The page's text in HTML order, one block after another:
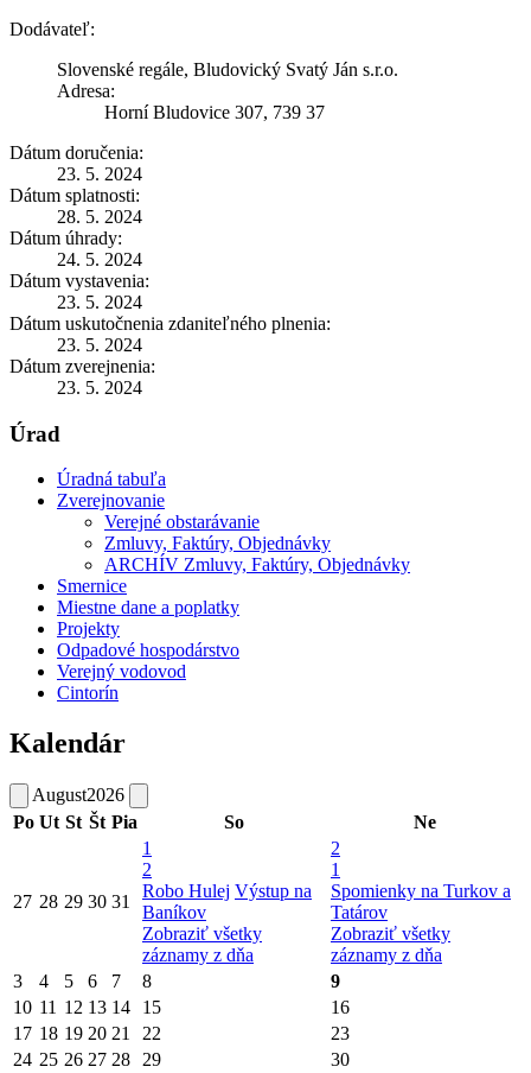
Dodávateľ:
Slovenské regále, Bludovický Svatý Ján s.r.o.
Adresa:
Horní Bludovice 307, 739 37
Dátum doručenia:
23. 5. 2024
Dátum splatnosti:
28. 5. 2024
Dátum úhrady:
24. 5. 2024
Dátum vystavenia:
23. 5. 2024
Dátum uskutočnenia zdaniteľného plnenia:
23. 5. 2024
Dátum zverejnenia:
23. 5. 2024
Úrad
Úradná tabuľa
Zverejnovanie
Verejné obstarávanie
Zmluvy, Faktúry, Objednávky
ARCHÍV Zmluvy, Faktúry, Objednávky
Smernice
Miestne dane a poplatky
Projekty
Odpadové hospodárstvo
Verejný vodovod
Cintorín
Kalendár
August2026
Po Ut St Št Pia So Ne
27 28 29 30 31
1
2
Robo Hulej Výstup na
Baníkov
Zobraziť všetky
záznamy z dňa
2
1
Spomienky na Turkov a
Tatárov
Zobraziť všetky
záznamy z dňa
3
4 5 6 7 8
9
10 11 12 13 14 15
16
17 18 19 20 21 22
23
24 25 26 27 28 29
30